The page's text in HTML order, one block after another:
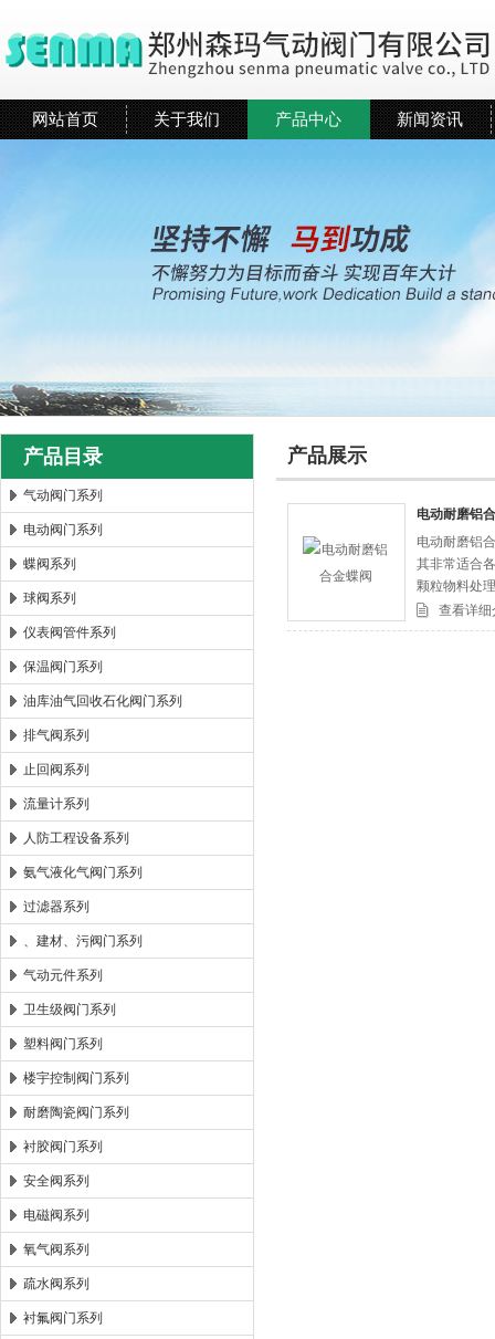
郑州森玛自控阀门有限公司
网站首页 关于我们 产品中心 新闻资讯
产品目录
气动阀门系列
电动阀门系列
蝶阀系列
球阀系列
仪表阀管件系列
保温阀门系列
油库油气回收石化阀门系列
排气阀系列
止回阀系列
流量计系列
人防工程设备系列
氨气液化气阀门系列
过滤器系列
、建材、污阀门系列
气动元件系列
卫生级阀门系列
塑料阀门系列
楼宇控制阀门系列
耐磨陶瓷阀门系列
衬胶阀门系列
安全阀系列
电磁阀系列
氧气阀系列
疏水阀系列
衬氟阀门系列
产品展示
电动耐磨铝
电动耐磨铝
其非常适合
颗粒物料处
查看详细